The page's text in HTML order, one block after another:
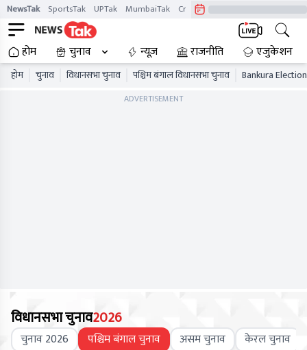
NewsTak SportsTak UPTak MumbaiTak CrimeTak
होम चुनाव न्यूज़ राजनीति एजुकेशन
होम चुनाव विधानसभा चुनाव पश्चिम बंगाल विधानसभा चुनाव Bankura
ADVERTISEMENT
विधानसभा चुनाव2026
चुनाव 2026 पश्चिम बंगाल चुनाव असम चुनाव केरल चुनाव